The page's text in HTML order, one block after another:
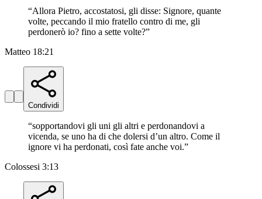
“Allora Pietro, accostatosi, gli disse: Signore, quante
volte, peccando il mio fratello contro di me, gli
perdonerò io? fino a sette volte?”
Matteo 18:21
Condividi
“sopportandovi gli uni gli altri e perdonandovi a
vicenda, se uno ha di che dolersi d’un altro. Come il
ignore vi ha perdonati, così fate anche voi.”
Colossesi 3:13